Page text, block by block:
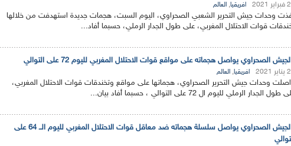
2021 افريقيا, العالم
وحدات جيش التحرير الشعبي الصحراوي، اليوم السبت، هجمات جديدة استهدفت من خلالها
قوات الاحتلال المغربي، على طول الجدار الرملي، حسبما أفاد...
الصحراوي يواصل هجماته على مواقع قوات الاحتلال المغربي لليوم 72 على التوالي
2021 افريقيا, العالم
وحدات جيش التحرير الصحراوي، هجماتها على مواقع وتخندقات قوات الاحتلال المغربي،
طول الجدار الرملي لليوم ال 72 على التوالي ، حسبما أفاد بيان...
الجيش الصحراوي يواصل سلسلة هجماته ضد معاقل قوات الاحتلال المغربي لليوم الــ 64 على